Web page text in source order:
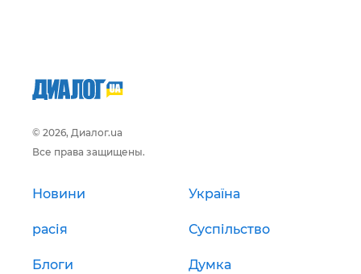
© 2026, Диалог.ua
Все права защищены.
Новини Україна
расія Суспільство
Блоги Думка